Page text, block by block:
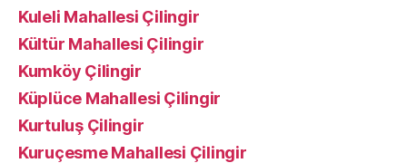
Kuleli Mahallesi Çilingir
Kültür Mahallesi Çilingir
Kumköy Çilingir
Küplüce Mahallesi Çilingir
Kurtuluş Çilingir
Kuruçesme Mahallesi Çilingir